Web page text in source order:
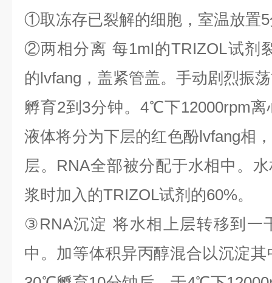
①取冻存已裂解的细胞，室温放置5
②两相分离 每1ml的TRIZOL试剂
的lvfang ，盖紧管盖。手动剧烈振
孵育2到 3分钟。 4℃下12000rpm离
液体将分为下层的红色酚lvfang相
层。 RNA全部被分配于水相中。
浆时加入的TRIZOL试剂的60%。
③RNA沉淀 将水相上层转移到一
中。加等体积异丙醇混合以沉淀其